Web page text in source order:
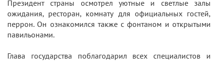
Президент страны осмотрел уютные и светлые залы
ожидания, ресторан, комнату для официальных гостей,
перрон. Он ознакомился также с фонтаном и открытыми
павильонами.
Глава государства поблагодарил всех специалистов и